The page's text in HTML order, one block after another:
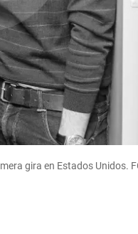
gira en Estados Unidos.